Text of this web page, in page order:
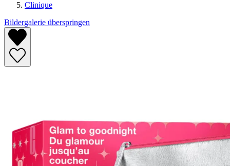
Clinique
Bildergalerie überspringen